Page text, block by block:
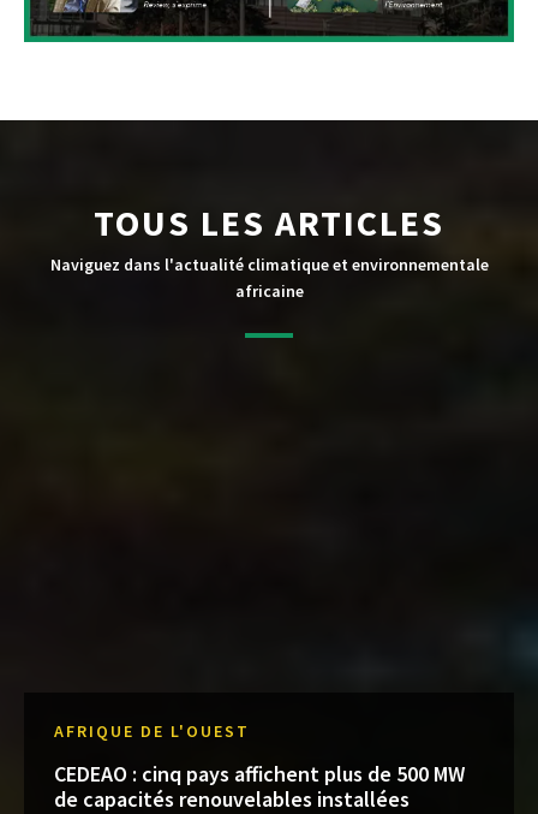
TOUS LES ARTICLES
Naviguez dans l'actualité climatique et environnementale
africaine
AFRIQUE DE L'OUEST
CEDEAO : cinq pays affichent plus de 500 MW
de capacités renouvelables installées